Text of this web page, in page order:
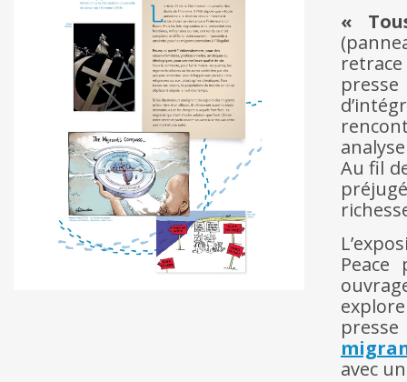
«
Au fil
avec